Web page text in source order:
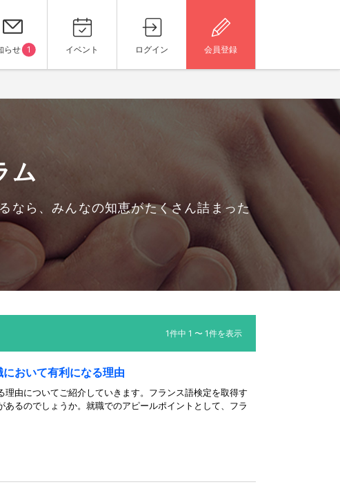
らせ 1 イベント ログイン 会員登録
ム
なら、みんなの知恵がたくさん詰まった
1件中 1 〜 1件を表示
おいて有利になる理由
由についてご紹介していきます。フランス語検定を取得す
るのでしょうか。就職でのアピールポイントとして、フラ